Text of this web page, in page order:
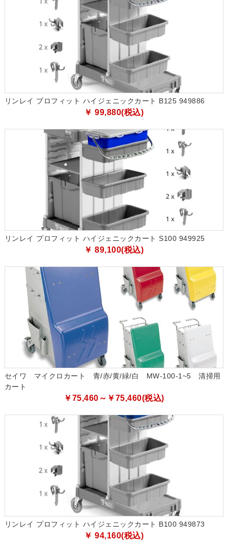
リンレイ プロフィット ハイジェニックカート B100 949873
￥ 94,160(税込)
リンレイ プロフィット ハイジェニックカート B125 949886
￥ 99,880(税込)
リンレイ プロフィット ハイジェニックカート S100 949925
￥ 89,100(税込)
セイワ マイクロカート 青/赤/黄/緑/白 MW-100-1~5 清掃用
カート
￥75,460～￥75,460(税込)